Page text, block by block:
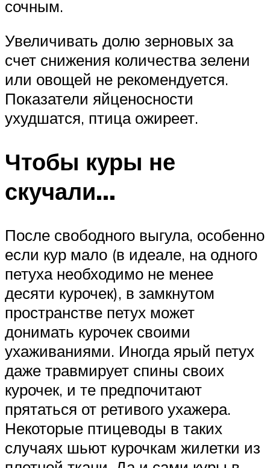
сочным.
Увеличивать долю зерновых за
счет снижения количества зелени
или овощей не рекомендуется.
Показатели яйценосности
ухудшатся, птица ожиреет.
Чтобы куры не
скучали…
После свободного выгула, особенно
если кур мало (в идеале, на одного
петуха необходимо не менее
десяти курочек), в замкнутом
пространстве петух может
донимать курочек своими
ухаживаниями. Иногда ярый петух
даже травмирует спины своих
курочек, и те предпочитают
прятаться от ретивого ухажера.
Некоторые птицеводы в таких
случаях шьют курочкам жилетки из